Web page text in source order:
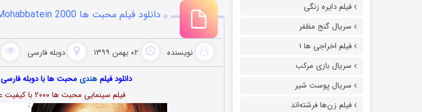
فیلم دایره زنگی
سریال گنج مظفر
فیلم اخراجی ها ۱
سریال بازی مرکب
سریال پوست شیر
فیلم زن‌ها فرشته‌اند
دانلود فیلم محبت ها Mohabbatein 2000
نویسنده ۰۲ بهمن ۱۳۹۹ دوبله فارسی
دانلود فیلمهندی محبت ها با دوبله فارسی Mohabbatein 2000 WEB-DL
فیلم سینمایی محبت ها ۲۰۰۰ با کیفیت عالی 1080p & 720p & 480p